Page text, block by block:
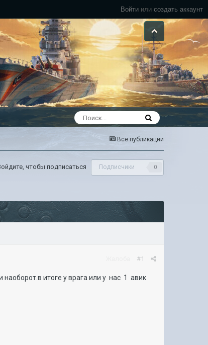
Войти или создать аккаунт
Все публикации
чтобы подписаться Подписчики 0
#1
итоге у врага или у нас 1 авик